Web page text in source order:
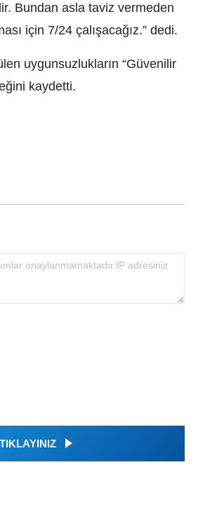
Bundan asla taviz vermeden
için 7/24 çalışacağız.” dedi.
uygunsuzlukların “Güvenilir
kaydetti.